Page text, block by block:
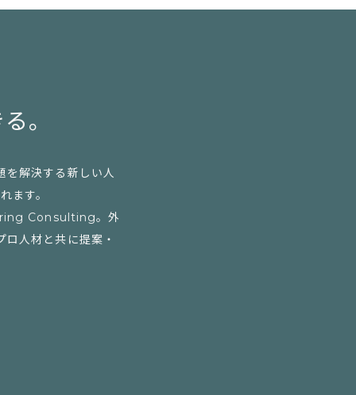
。
を解決する新しい人
ます。
Consulting。外
人材と共に提案・